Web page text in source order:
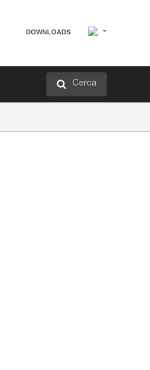
DOWNLOADS
Cerca